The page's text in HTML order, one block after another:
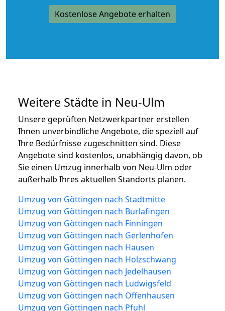
Kostenlose Angebote erhalten
Weitere Städte in Neu-Ulm
Unsere geprüften Netzwerkpartner erstellen
Ihnen unverbindliche Angebote, die speziell auf
Ihre Bedürfnisse zugeschnitten sind. Diese
Angebote sind kostenlos, unabhängig davon, ob
Sie einen Umzug innerhalb von Neu-Ulm oder
außerhalb Ihres aktuellen Standorts planen.
Umzug von Göttingen nach Stadtmitte
Umzug von Göttingen nach Burlafingen
Umzug von Göttingen nach Finningen
Umzug von Göttingen nach Gerlenhofen
Umzug von Göttingen nach Hausen
Umzug von Göttingen nach Holzschwang
Umzug von Göttingen nach Jedelhausen
Umzug von Göttingen nach Ludwigsfeld
Umzug von Göttingen nach Offenhausen
Umzug von Göttingen nach Pfuhl